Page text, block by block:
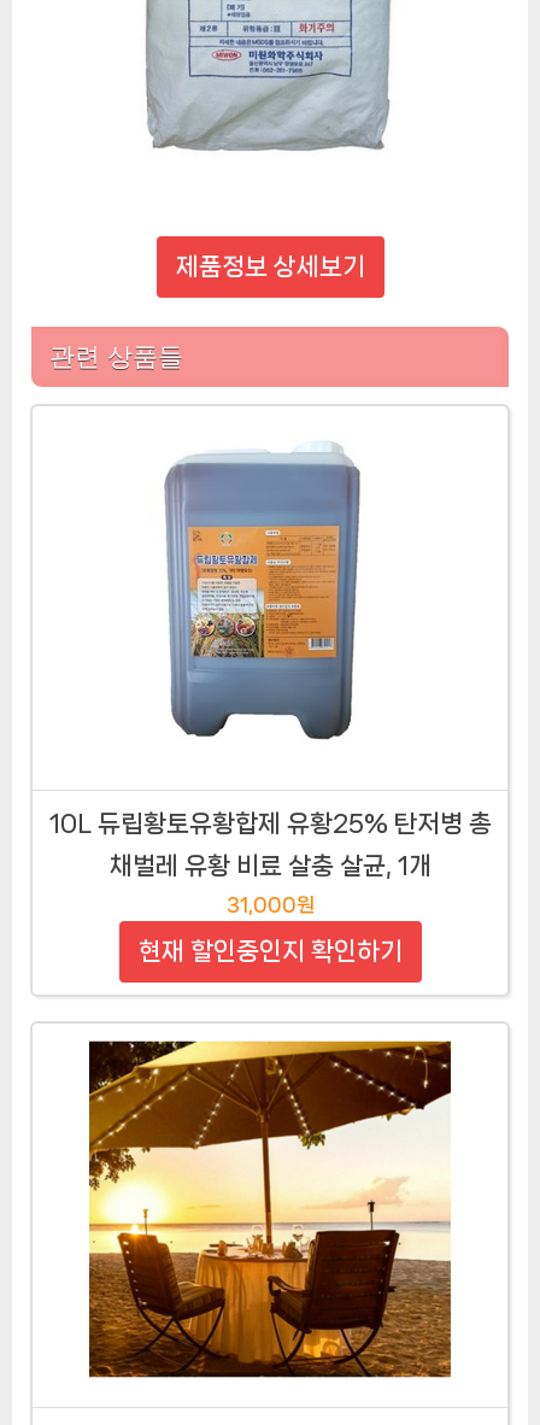
제품정보 상세보기
관련 상품들
10L 듀립황토유황합제 유황25% 탄저병 총
채벌레 유황 비료 살충 살균, 1개
31,000원
현재 할인중인지 확인하기